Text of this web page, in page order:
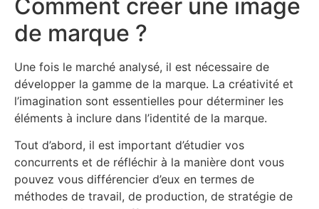
Comment créer une image
de marque ?
Une fois le marché analysé, il est nécessaire de
développer la gamme de la marque. La créativité et
l’imagination sont essentielles pour déterminer les
éléments à inclure dans l’identité de la marque.
Tout d’abord, il est important d’étudier vos
concurrents et de réfléchir à la manière dont vous
pouvez vous différencier d’eux en termes de
méthodes de travail, de production, de stratégie de